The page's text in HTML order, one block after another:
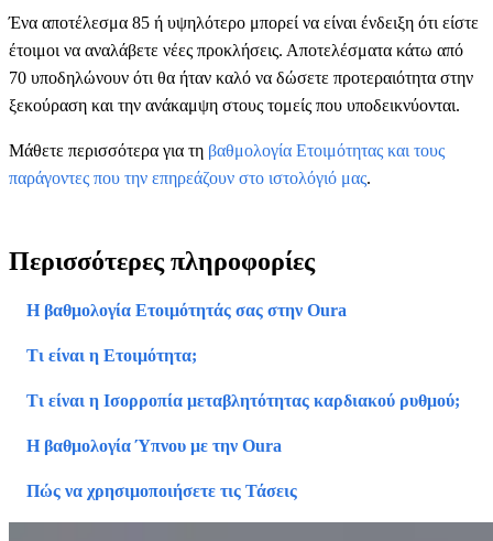
Ένα αποτέλεσμα 85 ή υψηλότερο μπορεί να είναι ένδειξη ότι είστε
έτοιμοι να αναλάβετε νέες προκλήσεις. Αποτελέσματα κάτω από
70 υποδηλώνουν ότι θα ήταν καλό να δώσετε προτεραιότητα στην
ξεκούραση και την ανάκαμψη στους τομείς που υποδεικνύονται.
Μάθετε περισσότερα για τη βαθμολογία Ετοιμότητας και τους
παράγοντες που την επηρεάζουν στο ιστολόγιό μας.
Περισσότερες πληροφορίες
Η βαθμολογία Ετοιμότητάς σας στην Oura
Τι είναι η Ετοιμότητα;
Τι είναι η Ισορροπία μεταβλητότητας καρδιακού ρυθμού;
Η βαθμολογία Ύπνου με την Oura
Πώς να χρησιμοποιήσετε τις Τάσεις